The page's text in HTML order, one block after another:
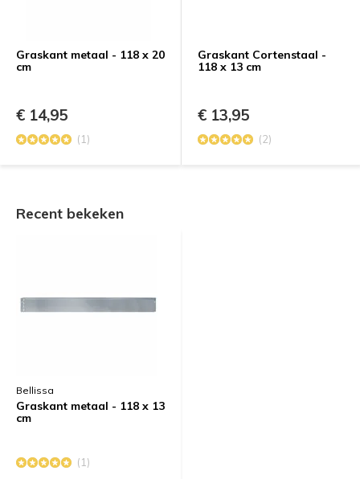
Graskant metaal - 118 x 20
cm
€ 14,95
(1)
Graskant Cortenstaal -
118 x 13 cm
€ 13,95
(2)
Recent bekeken
Bellissa
Graskant metaal - 118 x 13
cm
(1)